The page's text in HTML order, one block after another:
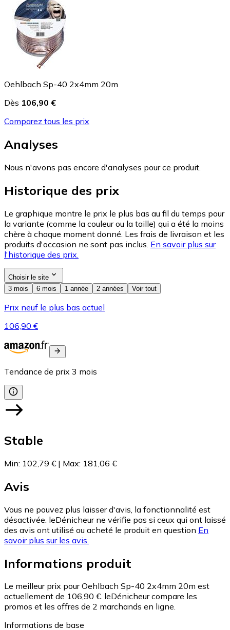
Oehlbach Sp-40 2x4mm 20m
Dès 106,90 €
Comparez tous les prix
Analyses
Nous n'avons pas encore d'analyses pour ce produit.
Historique des prix
Le graphique montre le prix le plus bas au fil du temps pour
la variante (comme la couleur ou la taille) qui a été la moins
chère à chaque moment donné. Les frais de livraison et les
produits d'occasion ne sont pas inclus. En savoir plus sur
l'historique des prix.
Choisir le site
3 mois
6 mois 1 année 2 années Voir tout
Prix neuf le plus bas actuel
106,90 €
Tendance de prix 3 mois
Stable
Min: 102,79 € | Max: 181,06 €
Avis
Vous ne pouvez plus laisser d'avis, la fonctionnalité est
désactivée. leDénicheur ne vérifie pas si ceux qui ont laissé
des avis ont utilisé ou acheté le produit en question En
savoir plus sur les avis.
Informations produit
Le meilleur prix pour Oehlbach Sp-40 2x4mm 20m est
actuellement de 106,90 €. leDénicheur compare les
promos et les offres de 2 marchands en ligne.
Informations de base